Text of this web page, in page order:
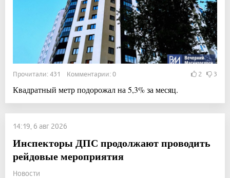
Прочитали: 431 Комментарии: 0 2 3
Квадратный метр подорожал на 5,3% за месяц.
14:19, 6 авг 2026
Инспекторы ДПС продолжают проводить
рейдовые мероприятия
Новости